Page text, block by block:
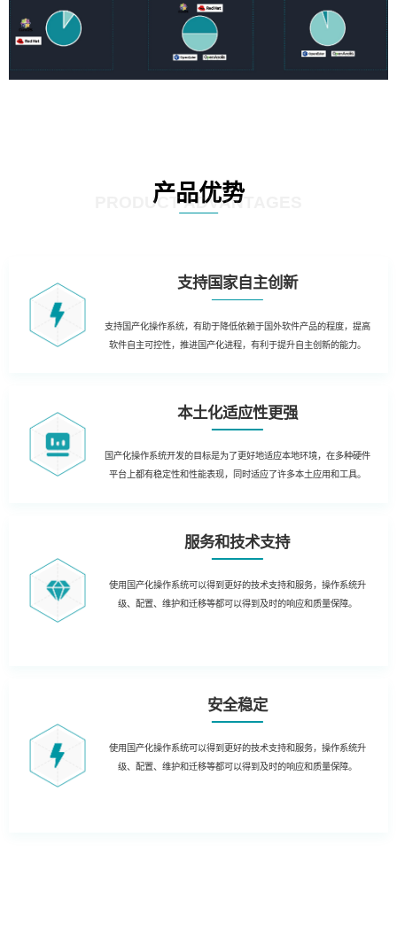
产品优势
PRODUCT ADVANTAGES
支持国家自主创新
支持国产化操作系统，有助于降低依赖于国外软件产品的程度，提高
软件自主可控性，推进国产化进程，有利于提升自主创新的能力。
本土化适应性更强
国产化操作系统开发的目标是为了更好地适应本地环境，在多种硬件
平台上都有稳定性和性能表现，同时适应了许多本土应用和工具。
服务和技术支持
使用国产化操作系统可以得到更好的技术支持和服务，操作系统升
级、配置、维护和迁移等都可以得到及时的响应和质量保障。
安全稳定
使用国产化操作系统可以得到更好的技术支持和服务，操作系统升
级、配置、维护和迁移等都可以得到及时的响应和质量保障。